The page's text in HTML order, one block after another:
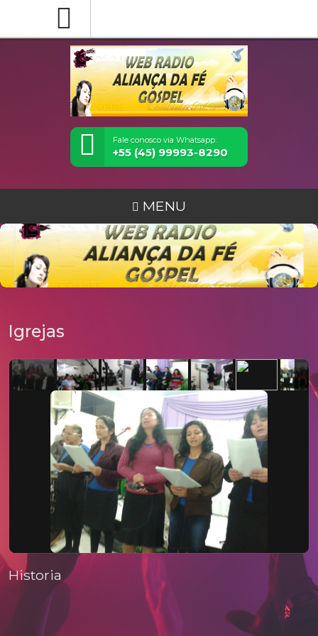
Fale conosco via Whatsapp:
+55 (45) 99993-8290
MENU
Igrejas
Historia